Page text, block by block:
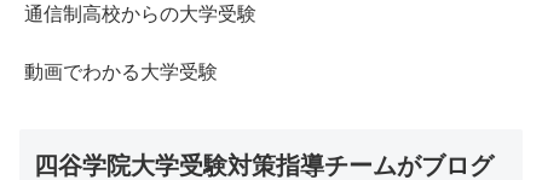
通信制高校からの大学受験
動画でわかる大学受験
四谷学院大学受験対策指導チームがブログ